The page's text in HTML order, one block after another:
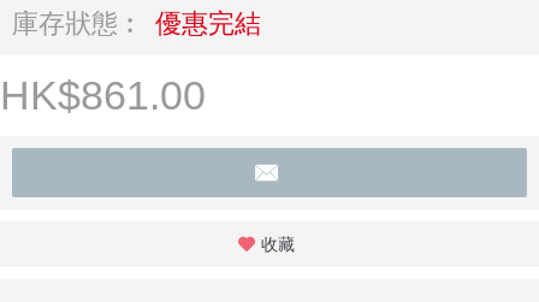
庫存狀態︰
優惠完結
HK$861.00
收藏